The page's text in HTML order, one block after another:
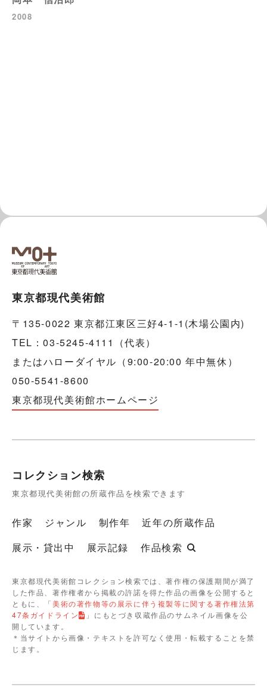
2008
東京都現代美術館
〒135-0022 東京都江東区三好4-1-1(木場公園内)
TEL：03-5245-4111（代表）
またはハローダイヤル（9:00-20:00 年中無休）
050-5541-8600
東京都現代美術館ホームページ
コレクション検索
東京都現代美術館の所蔵作品を検索できます
作家 ジャンル 制作年
近年の所蔵作品
展示・貸出中
展示記録 作品検索
東京都現代美術館コレクション検索では、著作権の保護期間が満了
した作品、著作権者から掲載の許諾を得た作品の画像を公開すると
ともに、「美術の著作物等の展示に伴う複製等に関する著作権法第
47条ガイドライン
」にもとづき収蔵作品のサムネイル画像を公
開しています。
＊当サイトから画像・テキストを許可なく使用・転載することを禁
じます。